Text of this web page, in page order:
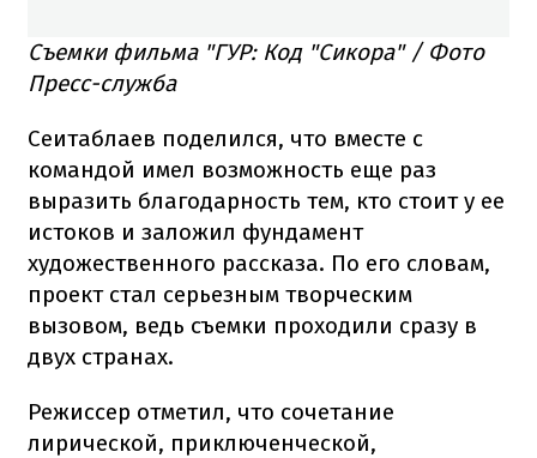
Съемки фильма "ГУР: Код "Сикора" / Фото
Пресс-служба
Сеитаблаев поделился, что вместе с
командой имел возможность еще раз
выразить благодарность тем, кто стоит у ее
истоков и заложил фундамент
художественного рассказа. По его словам,
проект стал серьезным творческим
вызовом, ведь съемки проходили сразу в
двух странах.
Режиссер отметил, что сочетание
лирической, приключенческой,